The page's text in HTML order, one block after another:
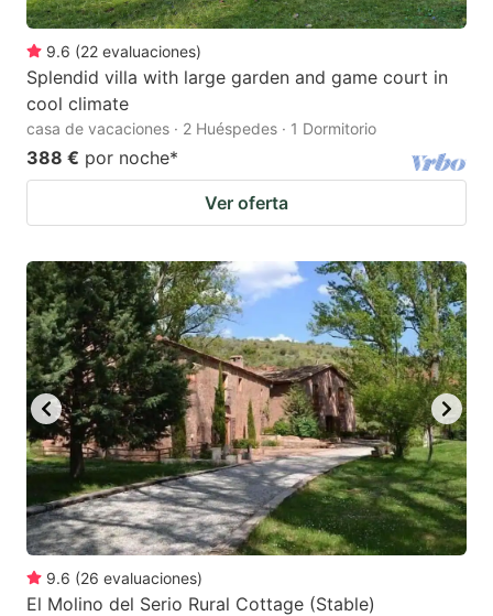
9.6 (22 evaluaciones)
Splendid villa with large garden and game court in
cool climate
casa de vacaciones · 2 Huéspedes · 1 Dormitorio
388 € por noche*
Ver oferta
9.6 (26 evaluaciones)
El Molino del Serio Rural Cottage (Stable)